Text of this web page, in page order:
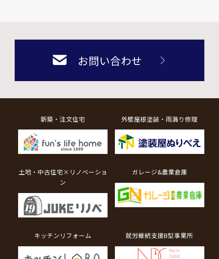
お問い合わせ
新築・注文住宅 外壁屋根塗装・雨漏り修理
土地・中古住宅×リノベーショ
ン
ガレージ&農業倉庫
キッチンリフォーム 就労継続支援B型事業所